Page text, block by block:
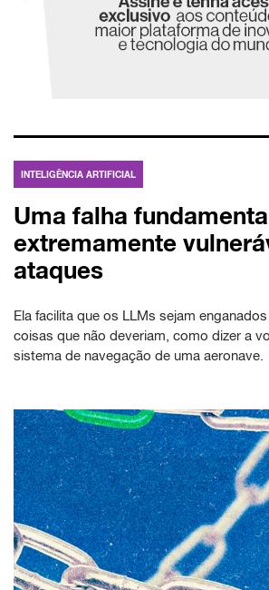
INTELIGÊNCIA ARTIFICIAL
Uma falha
extremamente
ataques
Ela facilita que os LLMs sejam
coisas que não deveriam, como dizer a
sistema de navegação de uma aeronave.